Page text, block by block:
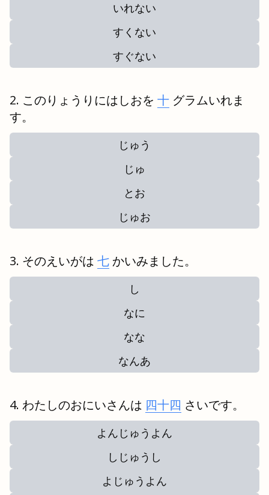
いれない
すくない
すぐない
このりょうりにはしおを 十 グラムいれま
す。
じゅう
じゅ
とお
じゅお
そのえいがは 七 かいみました。
し
なに
なな
なんあ
わたしのおにいさんは 四十四 さいです。
よんじゅうよん
しじゅうし
よじゅうよん